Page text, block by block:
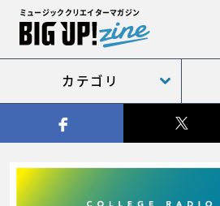
ミュージッククリエイターマガジン
カテゴリ